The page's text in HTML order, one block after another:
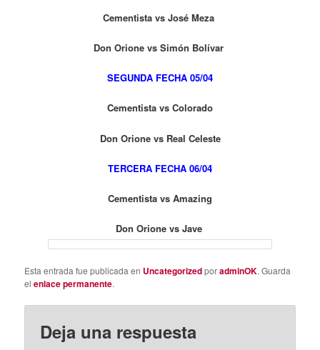
Cementista vs José Meza
Don Orione vs Simón Bolívar
SEGUNDA FECHA 05/04
Cementista vs Colorado
Don Orione vs Real Celeste
TERCERA FECHA 06/04
Cementista vs Amazing
Don Orione vs Jave
Esta entrada fue publicada en UncategorizedporadminOK. Guarda
elenlace permanente.
Deja una respuesta